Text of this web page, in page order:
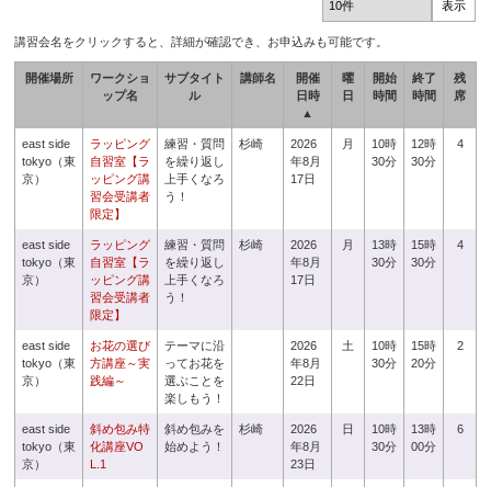
講習会名をクリックすると、詳細が確認でき、お申込みも可能です。
開催場所
ワークショ
ップ名
サブタイト
ル
講師名
開催
日時
▲
曜
日
開始
時間
終了
時間
残
席
east side
tokyo（東
京）
ラッピング
自習室【ラ
ッピング講
習会受講者
限定】
練習・質問
を繰り返し
上手くなろ
う！
杉崎
2026
年8月
17日
月
10時
30分
12時
30分
4
east side
tokyo（東
京）
ラッピング
自習室【ラ
ッピング講
習会受講者
限定】
練習・質問
を繰り返し
上手くなろ
う！
杉崎
2026
年8月
17日
月
13時
30分
15時
30分
4
east side
tokyo（東
京）
お花の選び
方講座～実
践編～
テーマに沿
ってお花を
選ぶことを
楽しもう！
2026
年8月
22日
土
10時
30分
15時
20分
2
east side
tokyo（東
京）
斜め包み特
化講座VO
L.1
斜め包みを
始めよう！
杉崎
2026
年8月
23日
日
10時
30分
13時
00分
6